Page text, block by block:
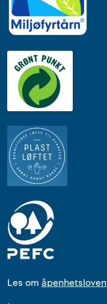
Les om åpenhetsloven